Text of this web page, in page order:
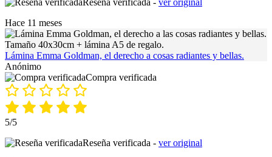
Hace 11 meses
Lámina Emma Goldman, el derecho a cosas radiantes y bellas.
Anónimo
Compra verificada
5/5
Reseña verificada - ver original